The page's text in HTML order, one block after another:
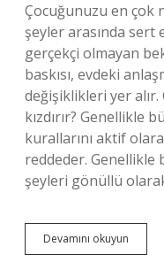
Çocuğunuzu en çok
şeyler arasında sert
gerçekçi olmayan
baskısı, evdeki
değişiklikleri yer
kızdırır? Genellikle
kurallarını aktif
reddeder. Genellikle
şeyleri gönüllü
Devamını okuyun
En